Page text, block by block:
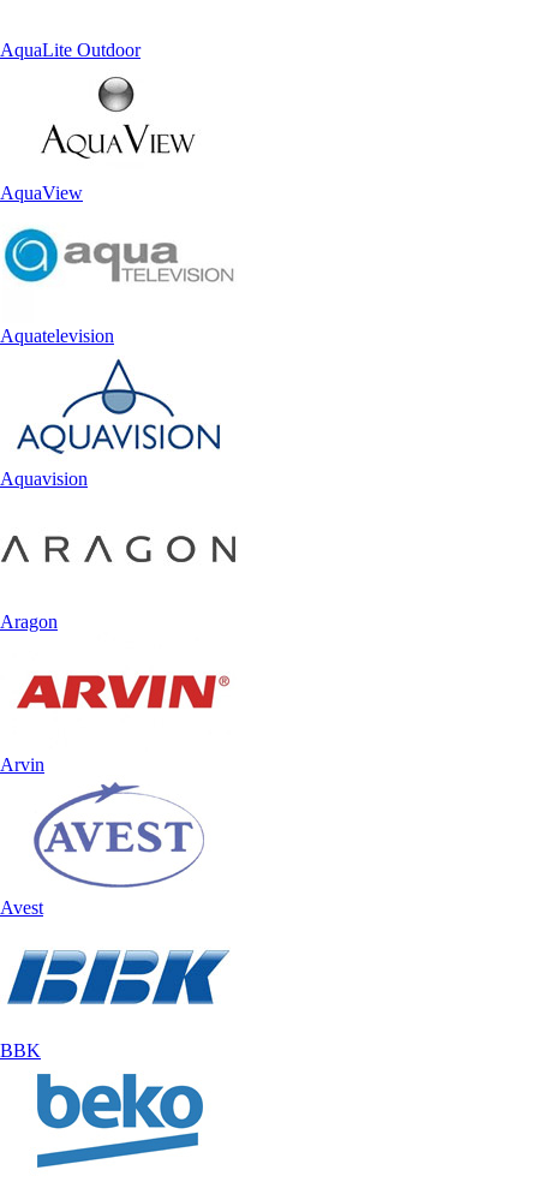
AquaLite Outdoor
AquaView
Aquatelevision
Aquavision
Aragon
Arvin
Avest
BBK